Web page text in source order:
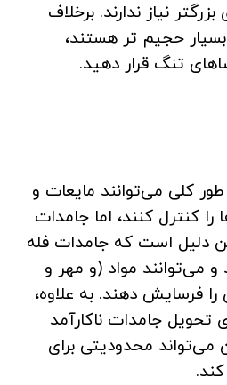
نیاز ندارند. برخلاف
حجیم تر هستند،
تنگ قرار دهید.
کلی می‌توانند مایعات و
کنترل کنند، اما جامدات
دلیل است که جامدات فله
مواد (و مهر و
را فرسایش دهند. به علاوه،
تحویل جامدات ناکارآمد
محدودیتی برای